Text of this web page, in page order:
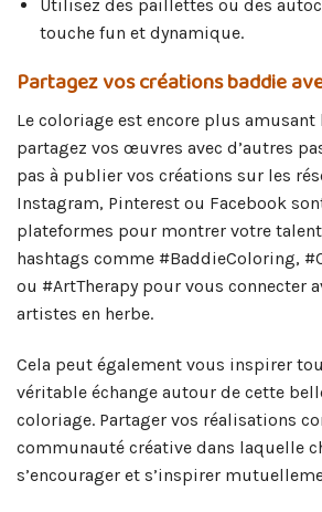
Utilisez des paillettes ou des
touche fun et dynamique.
Partagez vos créations baddie
Le coloriage est encore plus
partagez vos œuvres avec d’autres
pas à publier vos créations sur les
Instagram, Pinterest ou Facebook
plateformes pour montrer votre
hashtags comme #BaddieColoring,
ou #ArtTherapy pour vous connecter
artistes en herbe.
Cela peut également vous inspirer
véritable échange autour de cette
coloriage. Partager vos réalisations
communauté créative dans laquelle
s’encourager et s’inspirer